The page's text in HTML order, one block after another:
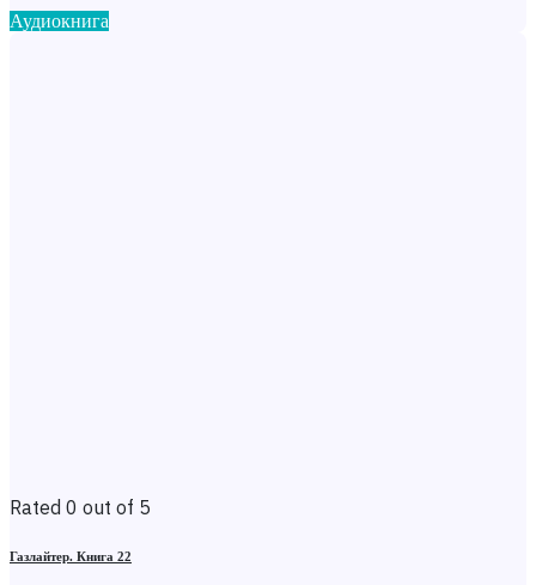
Аудиокнига
Rated 0 out of 5
Газлайтер. Книга 22